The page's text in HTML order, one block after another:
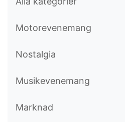
Motorevenemang
Nostalgia
Musikevenemang
Marknad